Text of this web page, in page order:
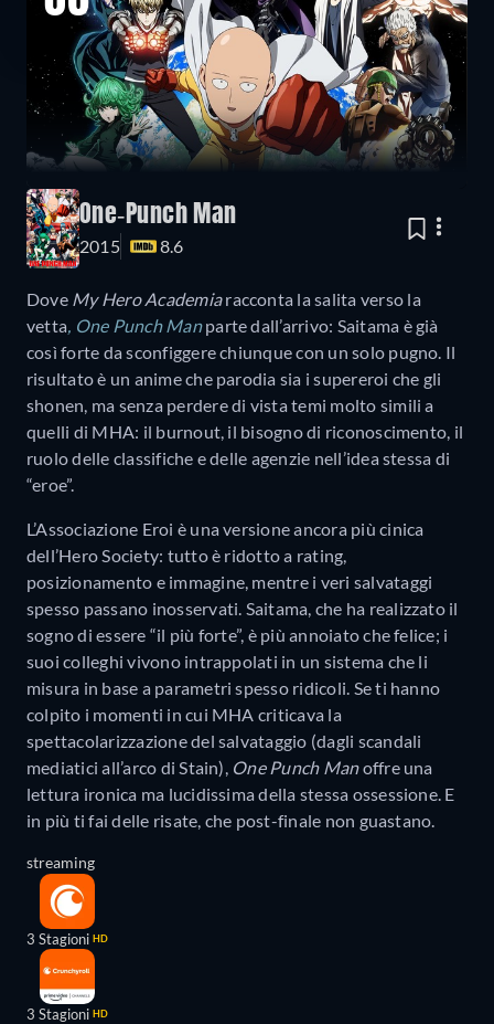
One-Punch Man
2015 8.6
Dove My Hero Academiaracconta la salita verso la
vetta , One Punch Manparte dall’arrivo: Saitama è già
così forte da sconfiggere chiunque con un solo pugno. Il
risultato è un anime che parodia sia i supereroi che gli
shonen, ma senza perdere di vista temi molto simili a
quelli di MHA: il burnout, il bisogno di riconoscimento, il
ruolo delle classifiche e delle agenzie nell’idea stessa di
“eroe”.
L’Associazione Eroi è una versione ancora più cinica
dell’Hero Society: tutto è ridotto a rating,
posizionamento e immagine, mentre i veri salvataggi
spesso passano inosservati. Saitama, che ha realizzato il
sogno di essere “il più forte”, è più annoiato che felice; i
suoi colleghi vivono intrappolati in un sistema che li
misura in base a parametri spesso ridicoli. Se ti hanno
colpito i momenti in cui MHA criticava la
spettacolarizzazione del salvataggio (dagli scandali
mediatici all’arco di Stain), One Punch Manoffre una
lettura ironica ma lucidissima della stessa ossessione. E
in più ti fai delle risate, che post-finale non guastano.
streaming
3 Stagioni HD
3 Stagioni HD